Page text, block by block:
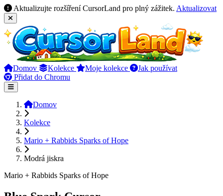
Aktualizujte rozšíření CursorLand pro plný zážitek. Aktualizovat
Domov Kolekce Moje kolekce
Jak používat
Přidat do Chromu
Domov
Kolekce
Mario + Rabbids Sparks of Hope
Modrá jiskra
Mario + Rabbids Sparks of Hope